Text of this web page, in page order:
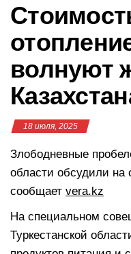
волнуют
18 июля, 2025
Злободневные
области обсудили
сообщает vera.kz
На специальном
Туркестанской